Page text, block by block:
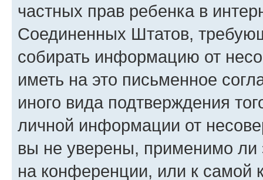
частных прав ребенка в
Соединенных Штатов,
собирать информацию от
иметь на это письменное
иного вида подтверждения
личной информации от
вы не уверены, применимо ли
на конференции, или к самой